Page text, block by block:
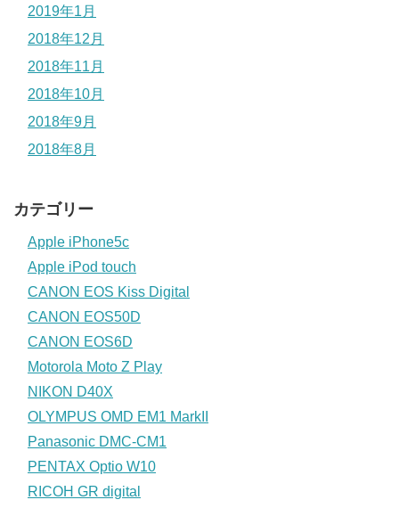
2019年1月
2018年12月
2018年11月
2018年10月
2018年9月
2018年8月
カテゴリー
Apple iPhone5c
Apple iPod touch
CANON EOS Kiss Digital
CANON EOS50D
CANON EOS6D
Motorola Moto Z Play
NIKON D40X
OLYMPUS OMD EM1 MarkII
Panasonic DMC-CM1
PENTAX Optio W10
RICOH GR digital